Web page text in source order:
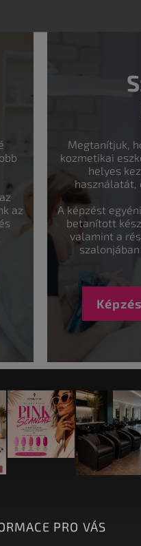
az
Megtanítjuk,
kozmetikai
helyes
használatát,
A képzést
betanított
valamint a
PRO VÁS